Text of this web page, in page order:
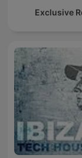
Exclusive